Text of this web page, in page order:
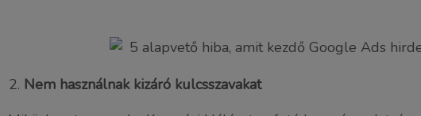
Nem használnak kizáró kulcsszavakat